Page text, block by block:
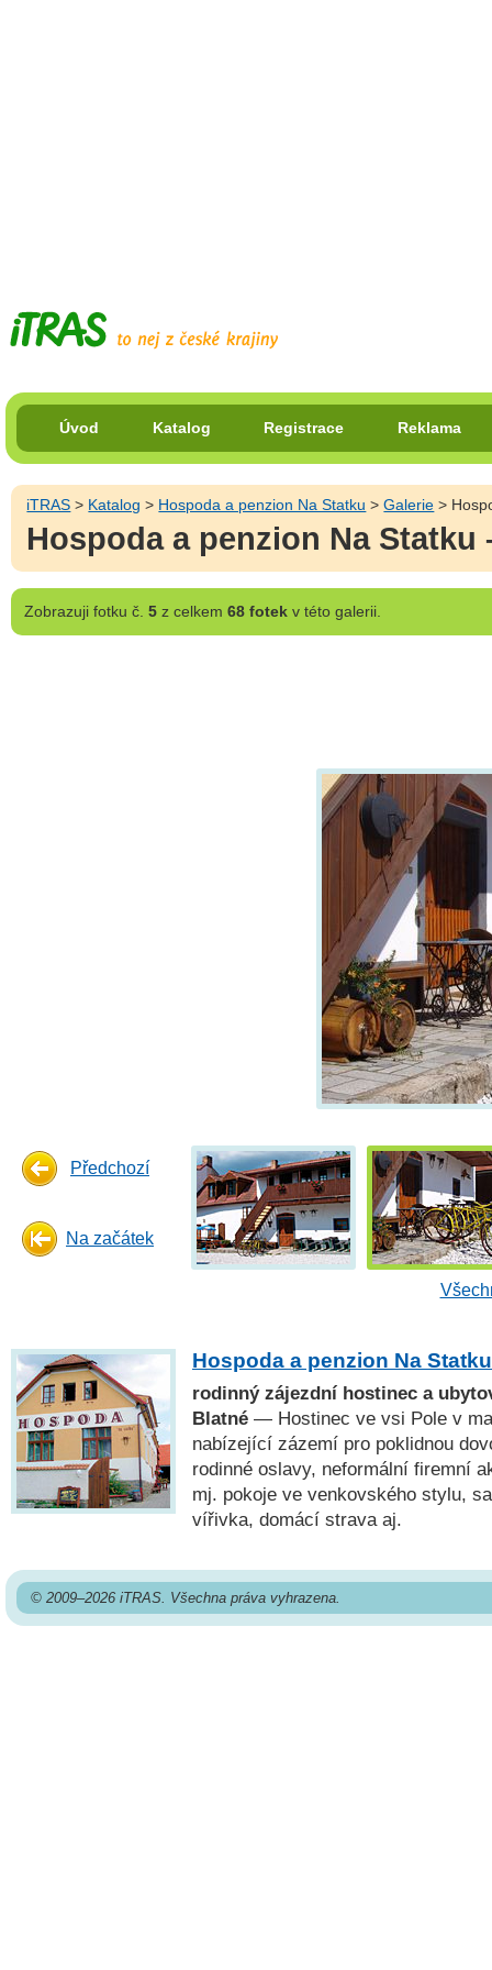
Úvod Katalog Registrace Reklama
iTRAS > Katalog > Hospoda a penzion Na Statku >Galerie >
Hospoda a penzion Na
Zobrazujifotku č. 5z celkem 68 fotekv této galerii.
Předchozí
Na začátek
Hospoda a penzion Na Statku
rodinný zájezdní hostinec a
Blatné — Hostinec ve vsi Pole v
nabízející zázemí pro poklidnou
rodinné oslavy, neformální firemní
mj. pokoje ve venkovského stylu,
vířivka, domácí strava aj.
© 2009–2026 iTRAS. Všechna práva vyhrazena.